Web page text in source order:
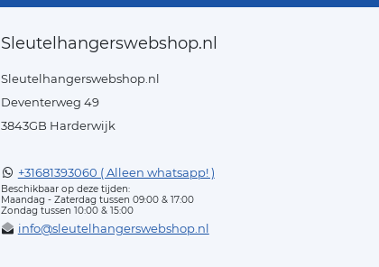
Sleutelhangerswebshop.nl
Sleutelhangerswebshop.nl
Deventerweg 49
3843GB Harderwijk
+31681393060 ( Alleen whatsapp! )
Beschikbaar op deze tijden:
Maandag - Zaterdag tussen 09:00 & 17:00
Zondag tussen 10:00 & 15:00
info@sleutelhangerswebshop.nl